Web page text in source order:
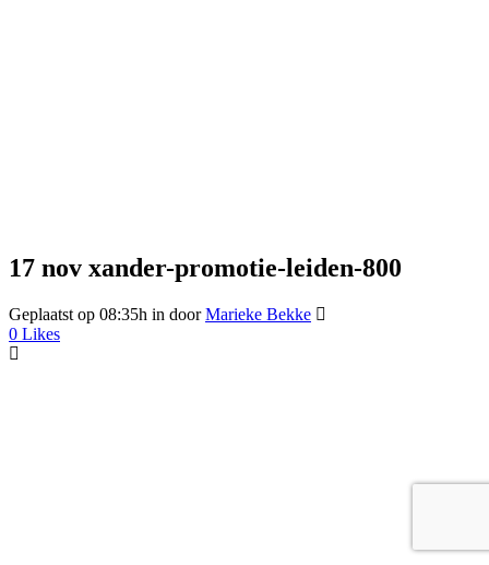
17 nov xander-promotie-leiden-800
Geplaatst op 08:35h in doorMarieke Bekke
0 Likes